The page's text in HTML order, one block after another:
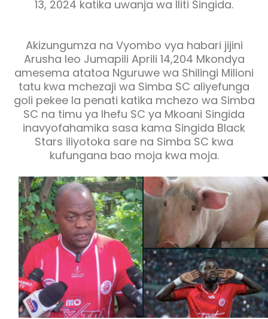
13, 2024 katika uwanja wa Iliti Singida.
Akizungumza na Vyombo vya habari jijini
Arusha leo Jumapili Aprili 14,204 Mkondya
amesema atatoa Nguruwe wa Shilingi Milioni
tatu kwa mchezaji wa Simba SC aliyefunga
goli pekee la penati katika mchezo wa Simba
SC na timu ya Ihefu SC ya Mkoani Singida
inavyofahamika sasa kama Singida Black
Stars iliyotoka sare na Simba SC kwa
kufungana bao moja kwa moja.